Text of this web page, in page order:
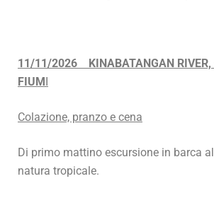
11/11/2026 KINABATANGAN RIVER,
FIUMI
Colazione, pranzo e cena
Di primo mattino escursione in barca
natura tropicale.